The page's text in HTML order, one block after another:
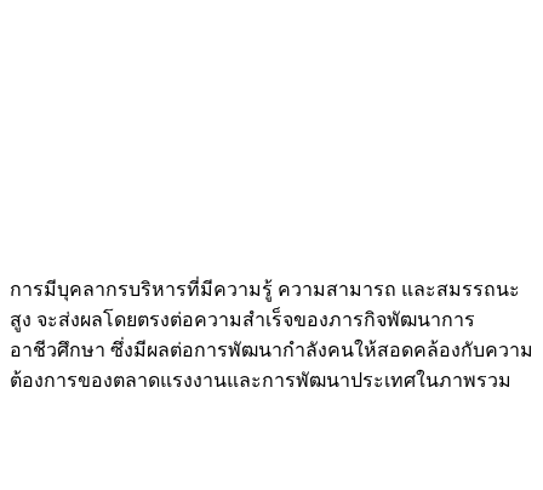
การมีบุคลากรบริหารที่มีความรู้ ความสามารถ และสมรรถนะ
สูง จะส่งผลโดยตรงต่อความสำเร็จของภารกิจพัฒนาการ
อาชีวศึกษา ซึ่งมีผลต่อการพัฒนากำลังคนให้สอดคล้องกับความ
ต้องการของตลาดแรงงานและการพัฒนาประเทศในภาพรวม